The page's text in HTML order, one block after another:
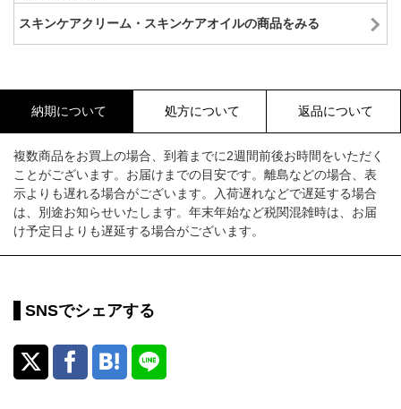
スキンケアクリーム・スキンケアオイルの商品をみる
納期について 処方について 返品について
複数商品をお買上の場合、到着までに2週間前後お時間をいただく
ことがございます。お届けまでの目安です。離島などの場合、表
示よりも遅れる場合がございます。入荷遅れなどで遅延する場合
は、別途お知らせいたします。年末年始など税関混雑時は、お届
け予定日よりも遅延する場合がございます。
SNSでシェアする